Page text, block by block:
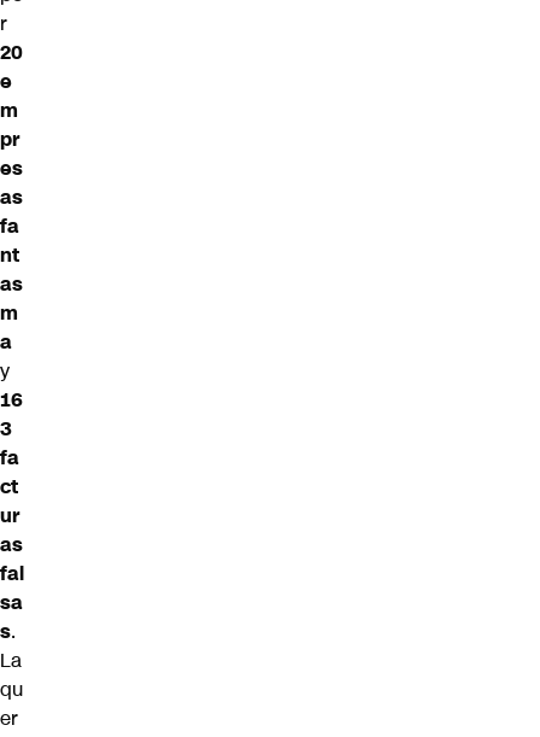
r
20
e
m
pr
es
as
fa
nt
as
m
a
y
16
3
fa
ct
ur
as
fal
sa
s.
La
qu
er